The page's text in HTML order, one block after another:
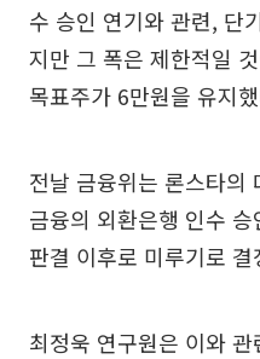
수 승인 연기와 관련, 단
지만 그 폭은 제한적일
목표주가 6만원을 유지
전날 금융위는 론스타의
금융의 외환은행 인수
판결 이후로 미루기로 결
최정욱 연구원은 이와